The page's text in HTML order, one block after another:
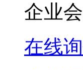
企业
在线